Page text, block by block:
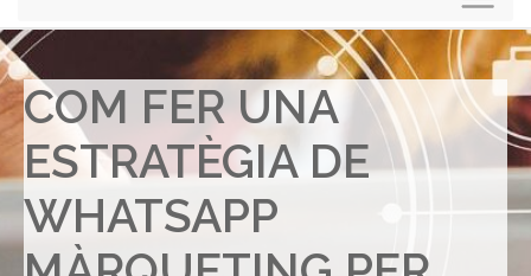
COM FER UNA
ESTRATÈGIA DE
WHATSAPP